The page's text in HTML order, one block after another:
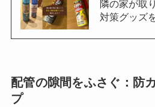
隣の家が取
対策グッズ
配管の隙間をふさぐ：防
プ